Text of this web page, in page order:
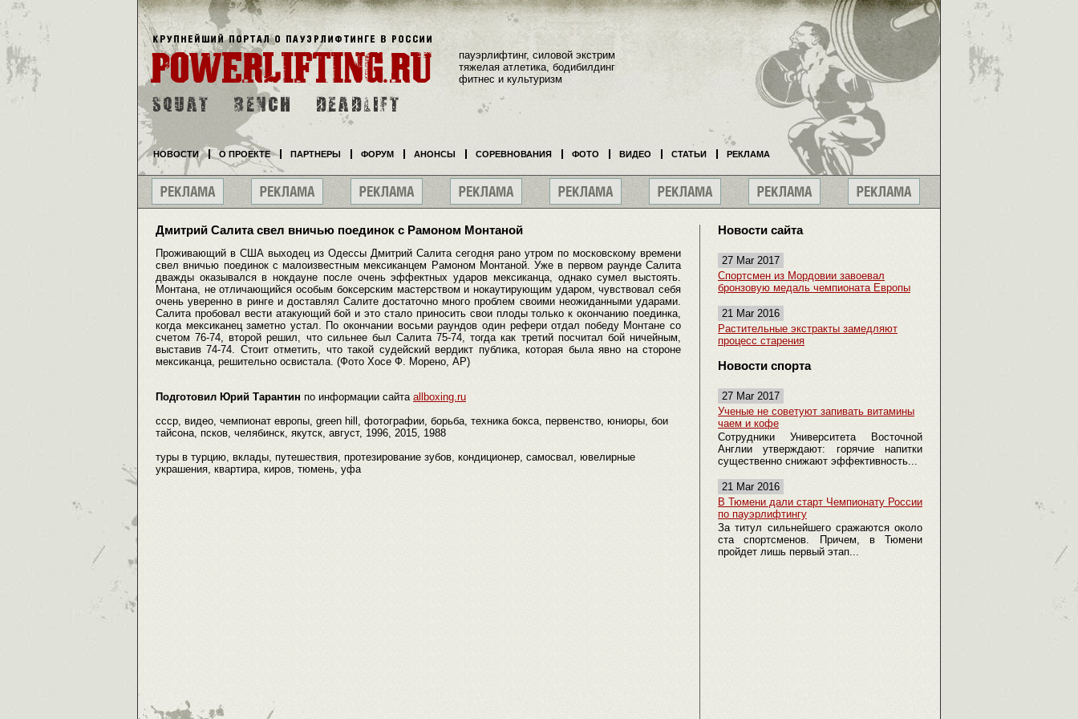
Дмитрий Салита свел вничью поединок с Рамоном Монтаной
Проживающий в США выходец из Одессы Дмитрий Салита сегодня рано утром по московскому времени
свел вничью поединок с малоизвестным мексиканцем Рамоном Монтаной. Уже в первом раунде Салита
дважды оказывался в нокдауне после очень эффектных ударов мексиканца, однако сумел выстоять.
Монтана, не отличающийся особым боксерским мастерством и нокаутирующим ударом, чувствовал себя
очень уверенно в ринге и доставлял Салите достаточно много проблем своими неожиданными ударами.
Салита пробовал вести атакующий бой и это стало приносить свои плоды только к окончанию поединка,
когда мексиканец заметно устал. По окончании восьми раундов один рефери отдал победу Монтане со
счетом 76-74, второй решил, что сильнее был Салита 75-74, тогда как третий посчитал бой ничейным,
выставив 74-74. Стоит отметить, что такой судейский вердикт публика, которая была явно на стороне
мексиканца, решительно освистала. (Фото Хосе Ф. Морено, АР)
Подготовил Юрий Тарантин по информации сайта allboxing.ru
ссср, видео, чемпионат европы, green hill, фотографии, борьба, техника бокса, первенство, юниоры, бои
тайсона, псков, челябинск, якутск, август, 1996, 2015, 1988
туры в турцию, вклады, путешествия, протезирование зубов, кондиционер, самосвал, ювелирные
украшения, квартира, киров, тюмень, уфа
Новости сайта
27 Mar 2017
Спортсмен из Мордовии завоевал
бронзовую медаль чемпионата Европы
21 Mar 2016
Растительные экстракты замедляют
процесс старения
Новости спорта
27 Mar 2017
Ученые не советуют запивать витамины
чаем и кофе
Сотрудники Университета Восточной
Англии утверждают: горячие напитки
существенно снижают эффективность...
21 Mar 2016
В Тюмени дали старт Чемпионату России
по пауэрлифтингу
За титул сильнейшего сражаются около
ста спортсменов. Причем, в Тюмени
пройдет лишь первый этап...
пауэрлифтинг, силовой экстрим
тяжелая атлетика, бодибилдинг
фитнес и культуризм
НОВОСТИ О ПРОЕКТЕ ПАРТНЕРЫ ФОРУМ АНОНСЫ СОРЕВНОВАНИЯ ФОТО ВИДЕО СТАТЬИ РЕКЛАМА